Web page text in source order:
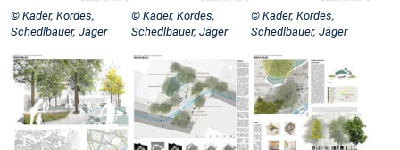
© Kader, Kordes,
Schedlbauer, Jäger
© Kader, Kordes,
Schedlbauer, Jäger
© Kader, Kordes,
Schedlbauer, Jäger